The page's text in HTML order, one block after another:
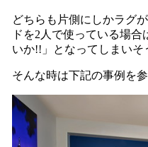
どちらも片側にしかラグ
ドを2人で使っている場
いか!!」となってしまいそ
そんな時は下記の事例を参